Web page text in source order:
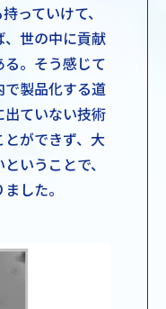
っていけて、
世の中に貢献
。そう感じて
製品化する道
ていない技術
ができず、大
いうことで、
した。